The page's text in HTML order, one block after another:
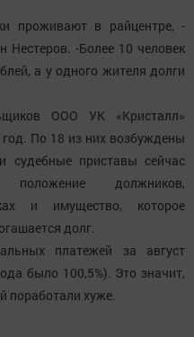
проживают в райцентре, -
Нестеров. -Более 10 человек
а у одного жителя долги
ООО УК «Кристалл»
По 18 из них возбуждены
судебные приставы сейчас
положение должников,
и имущество, которое
долг.
платежей за август
было 100,5%). Это значит,
поработали хуже.